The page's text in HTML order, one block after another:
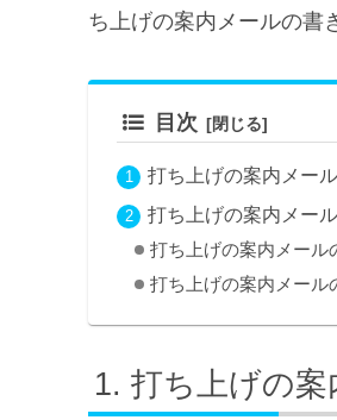
ち上げの案内メールの書
目次
打ち上げの案内メー
打ち上げの案内メー
打ち上げの案内メール
打ち上げの案内メール
打ち上げの